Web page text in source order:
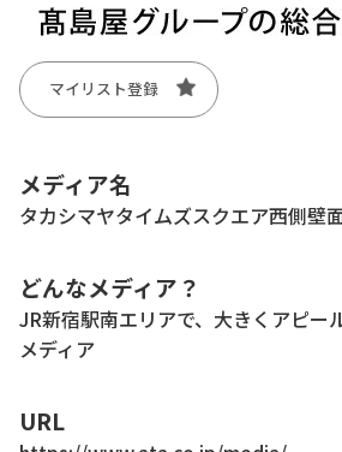
マイリスト登録
メディア名
タカシマヤタイムズスクエア西側壁
どんなメディア？
JR新宿駅南エリアで、大きくアピー
メディア
URL